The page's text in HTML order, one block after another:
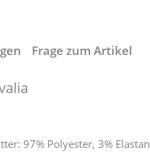
Frage zum Artikel
97% Polyester, 3% Elastan